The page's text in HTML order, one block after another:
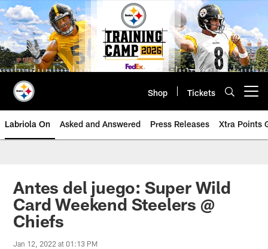
Skip
to
main
content
Shop Tickets
Labriola On Asked and Answered Press Releases Xtra Points
Antes del juego: Super Wild
Card Weekend Steelers @
Chiefs
Jan 12, 2022 at 01:13 PM